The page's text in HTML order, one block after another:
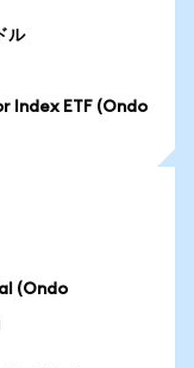
ル
Index ETF (Ondo
(Ondo